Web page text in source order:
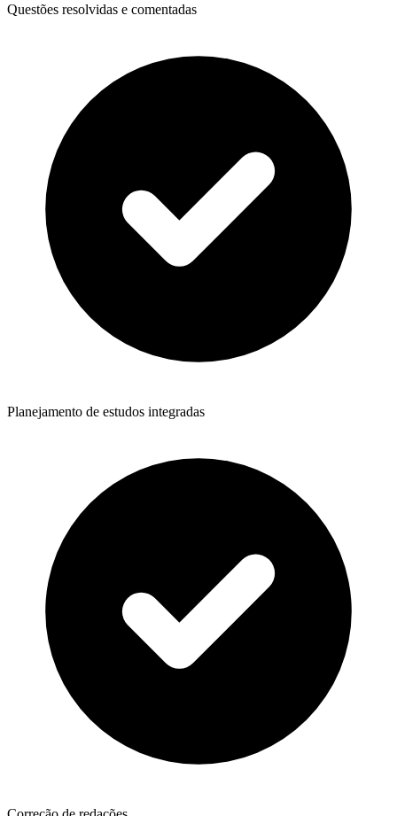
Questões resolvidas e comentadas
Planejamento de estudos integradas